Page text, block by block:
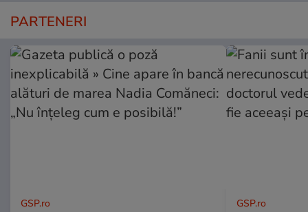
PARTENERI
GSP.ro GSP.ro